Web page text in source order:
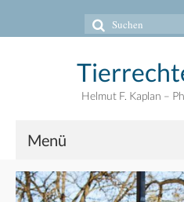
Suche
nach:
Helmut F. Kaplan –
Menü
Zur Person